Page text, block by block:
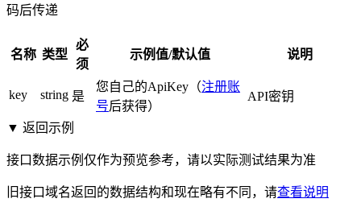
码后传递
名称 类型
必
须
示例值/默认值 说明
key string 是
您自己的ApiKey（注册账
号后获得）
API密钥
▼ 返回示例
接口数据示例仅作为预览参考，请以实际测试结果为准
旧接口域名返回的数据结构和现在略有不同，请查看说明